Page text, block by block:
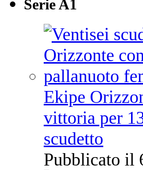
Serie A1
Ekipe
vittoria per
scudetto
Pubblicato il